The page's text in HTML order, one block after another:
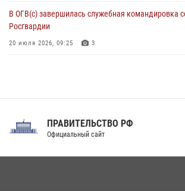
В ОГВ(с) завершилась служебная командировка
Росгвардии
20 июля 2026, 09:25 3
Праздник «Один день с Росгвардией» к 105-летию
ПРАВИТЕЛЬСТВО РФ
Официальный сайт